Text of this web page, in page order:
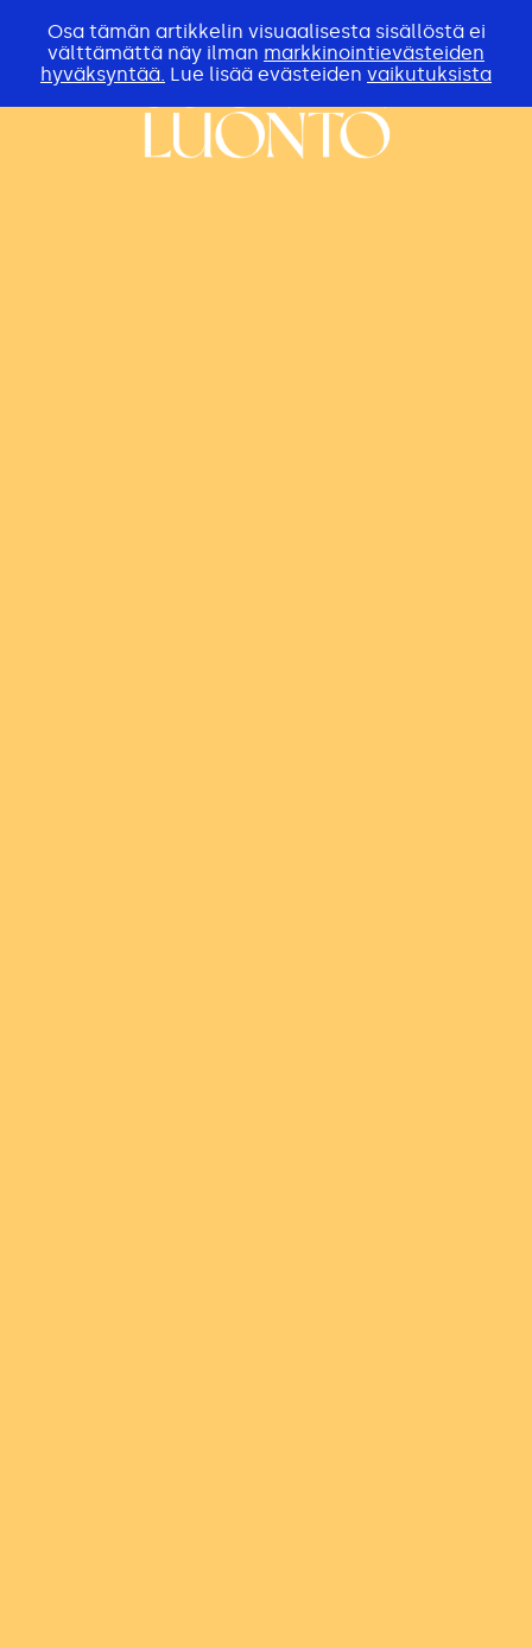
Osa tämän artikkelin visuaalisesta sisällöstä ei
välttämättä näy ilman markkinointievästeiden
hyväksyntää. Lue lisää evästeiden vaikutuksista